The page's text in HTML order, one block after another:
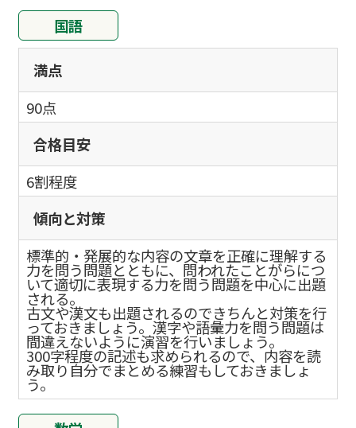
国語
満点
90点
合格目安
6割程度
傾向と対策
標準的・発展的な内容の文章を正確に理解する
力を問う問題とともに、問われたことがらにつ
いて適切に表現する力を問う問題を中心に出題
される。
古文や漢文も出題されるのできちんと対策を行
っておきましょう。漢字や語彙力を問う問題は
間違えないように演習を行いましょう。
300字程度の記述も求められるので、内容を読
み取り自分でまとめる練習もしておきましょ
う。